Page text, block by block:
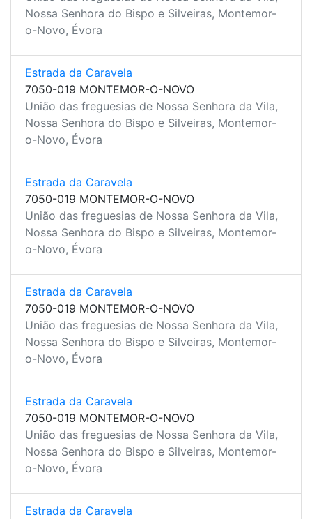
Nossa Senhora do Bispo e Silveiras, Montemor-
o-Novo, Évora
Estrada da Caravela
7050-019 MONTEMOR-O-NOVO
União das freguesias de Nossa Senhora da Vila,
Nossa Senhora do Bispo e Silveiras, Montemor-
o-Novo, Évora
Estrada da Caravela
7050-019 MONTEMOR-O-NOVO
União das freguesias de Nossa Senhora da Vila,
Nossa Senhora do Bispo e Silveiras, Montemor-
o-Novo, Évora
Estrada da Caravela
7050-019 MONTEMOR-O-NOVO
União das freguesias de Nossa Senhora da Vila,
Nossa Senhora do Bispo e Silveiras, Montemor-
o-Novo, Évora
Estrada da Caravela
7050-019 MONTEMOR-O-NOVO
União das freguesias de Nossa Senhora da Vila,
Nossa Senhora do Bispo e Silveiras, Montemor-
o-Novo, Évora
Estrada da Caravela